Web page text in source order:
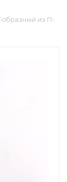
образный из П-